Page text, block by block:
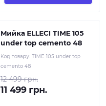
Мийка ELLECI TIME 105
under top cemento 48
Код товару: TIME 105 under top
cemento 48
12 499 грн.
11 499 грн.